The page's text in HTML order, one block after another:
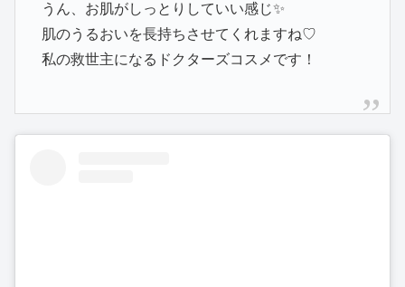
うん、お肌がしっとりしていい感じ✨
肌のうるおいを長持ちさせてくれますね♡
私の救世主になるドクターズコスメです！